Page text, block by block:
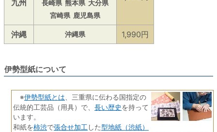
九州
長崎県 熊本県 大分県
宮崎県 鹿児島県
沖縄 沖縄県 1,990円
伊勢型紙について
※伊勢型紙とは 、三重県に伝わる国指定の
伝統的工芸品（用具）で、 長い歴史を持って
います。
和紙を柿渋で張合せ加工 した型地紙（渋紙）